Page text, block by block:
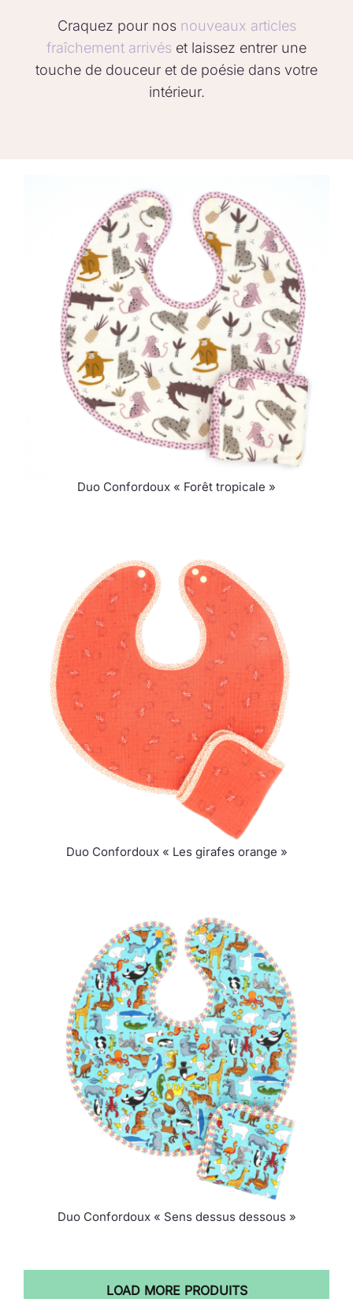
Craquez pour nos nouveaux articles
fraîchement arrivés et laissez entrer une
touche de douceur et de poésie dans votre
intérieur.
Duo Confordoux « Forêt tropicale »
Duo Confordoux « Les girafes orange »
Duo Confordoux « Sens dessus dessous »
LOAD MORE PRODUITS